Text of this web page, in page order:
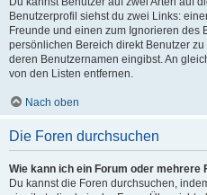
Benutzerprofil siehst du zwei Links:
Freunde und einen zum Ignorieren des
persönlichen Bereich direkt Benutzer
deren Benutzernamen eingibst. An
von den Listen entfernen.
Nach oben
Die Foren durchsuchen
Wie kann ich ein Forum oder mehrere
Du kannst die Foren durchsuchen,